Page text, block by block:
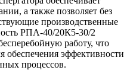
а также позволяет без
производственные
РПА-40/20К5-30/2
работу, что
обеспечения эффективности
процессов.